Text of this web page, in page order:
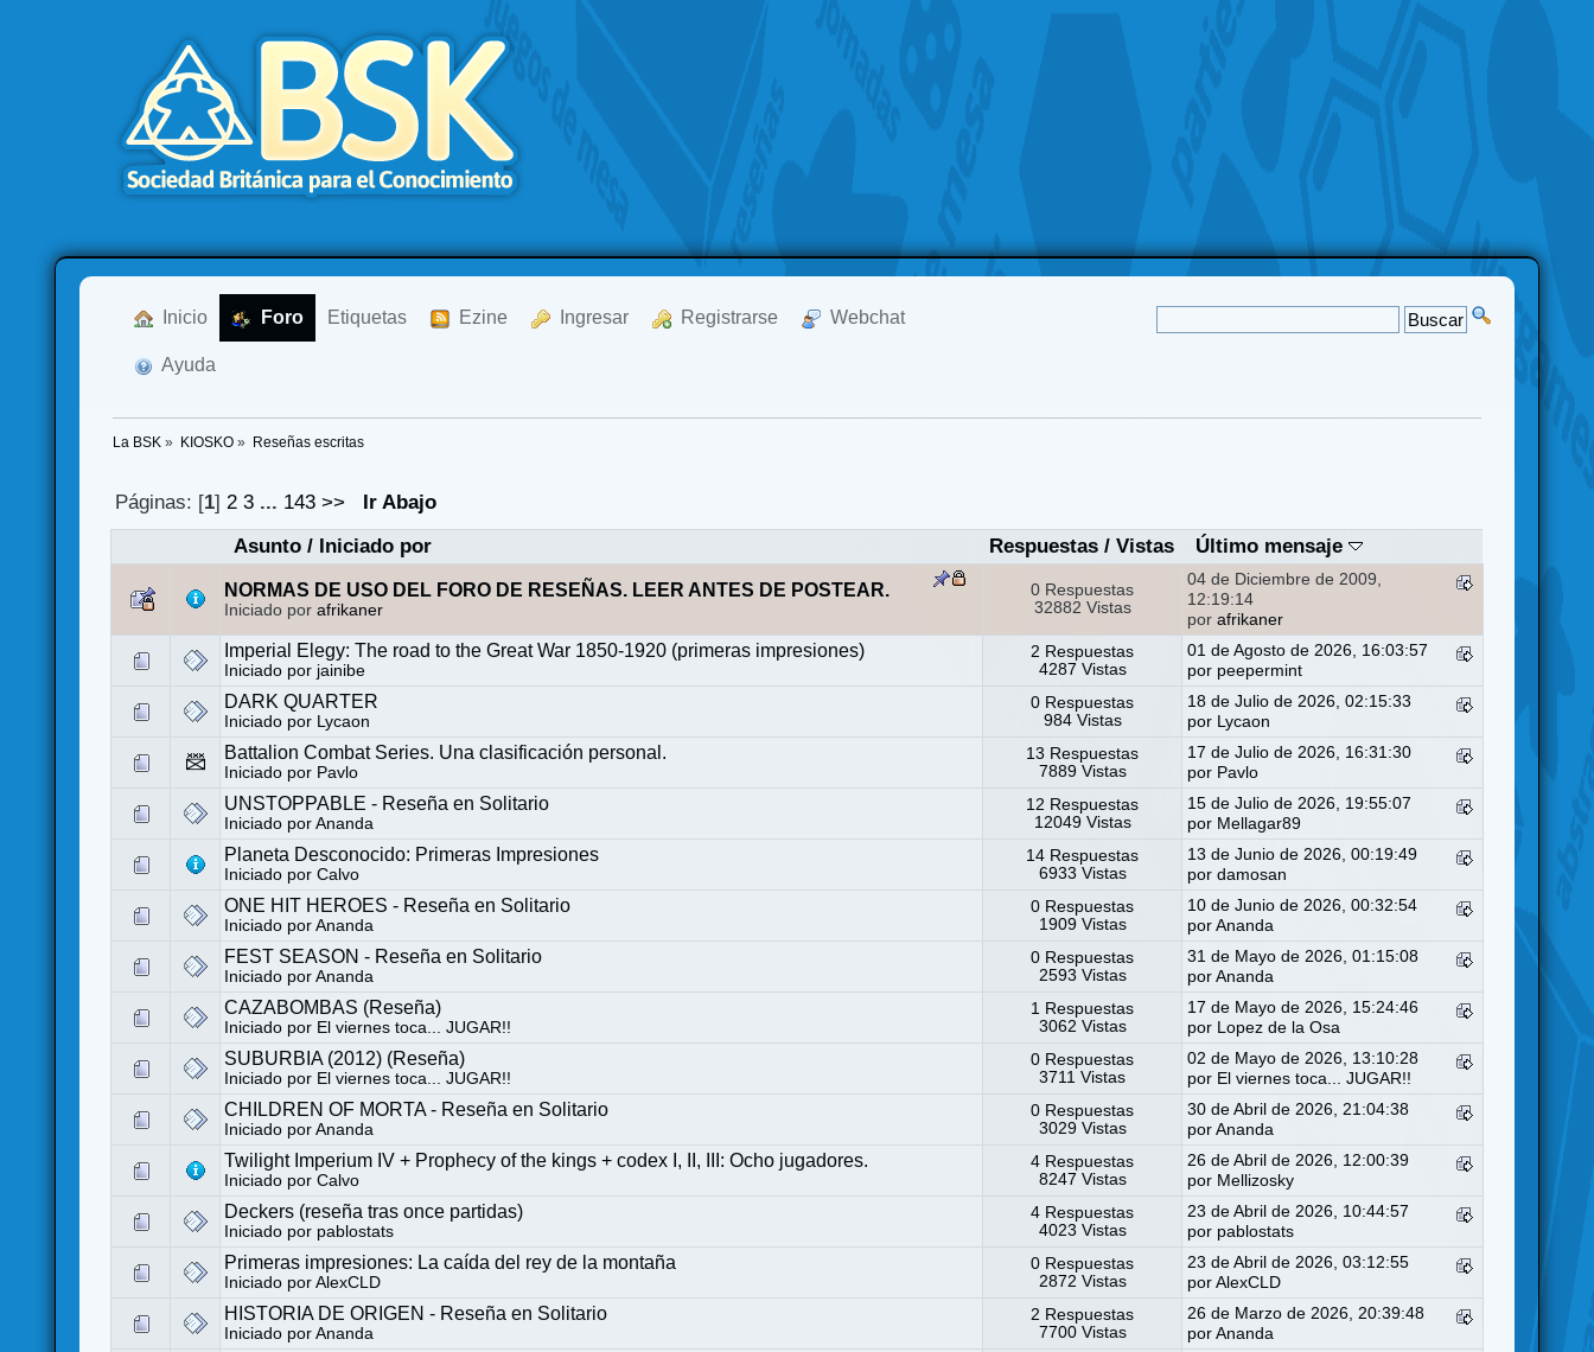
Inicio Foro Etiquetas Ezine Ingresar Registrarse Webchat
Ayuda
La BSK » KIOSKO» Reseñas escritas
Páginas: [1] 2 3 ... 143 >>
Ir Abajo
Asunto/ Iniciado por Respuestas /Vistas Último mensaje
NORMAS DE USO DEL FORO DE RESEÑAS. LEER ANTES DE POSTEAR.
Iniciado porafrikaner
0 Respuestas
32882 Vistas
04 de Diciembre de 2009,
12:19:14
porafrikaner
Imperial Elegy: The road to the Great War 1850-1920 (primeras impresiones)
Iniciado por jainibe
2 Respuestas
4287 Vistas
01 de Agosto de 2026, 16:03:57
por peepermint
DARK QUARTER
Iniciado por Lycaon
0 Respuestas
984 Vistas
18 de Julio de 2026, 02:15:33
por
Lycaon
Battalion Combat Series. Una clasificación personal.
Iniciado por Pavlo
13 Respuestas
7889 Vistas
17 de Julio de 2026, 16:31:30
por Pavlo
UNSTOPPABLE - Reseña en Solitario
Iniciado porAnanda
12 Respuestas
12049 Vistas
15 de Julio de 2026, 19:55:07
por Mellagar89
Planeta Desconocido: Primeras Impresiones
Iniciado porCalvo
14 Respuestas
6933 Vistas
13 de Junio de 2026, 00:19:49
pordamosan
ONE HIT HEROES - Reseña en Solitario
Iniciado porAnanda
0 Respuestas
1909 Vistas
10 de Junio de 2026, 00:32:54
porAnanda
FEST SEASON - Reseña en Solitario
Iniciado porAnanda
0 Respuestas
2593 Vistas
31 de Mayo de 2026, 01:15:08
porAnanda
CAZABOMBAS (Reseña)
Iniciado por El viernes toca... JUGAR!!
1 Respuestas
3062 Vistas
17 de Mayo de 2026, 15:24:46
por
Lopez de la Osa
SUBURBIA (2012) (Reseña)
Iniciado por El viernes toca... JUGAR!!
0 Respuestas
3711 Vistas
02 de Mayo de 2026, 13:10:28
por El viernes toca... JUGAR!!
CHILDREN OF MORTA - Reseña en Solitario
Iniciado porAnanda
0 Respuestas
3029 Vistas
30 de Abril de 2026, 21:04:38
porAnanda
Twilight Imperium IV + Prophecy of the kings + codex I, II, III: Ocho jugadores.
Iniciado porCalvo
4 Respuestas
8247 Vistas
26 de Abril de 2026, 12:00:39
por Mellizosky
Deckers (reseña tras once partidas)
Iniciado por pablostats
4 Respuestas
4023 Vistas
23 de Abril de 2026, 10:44:57
por pablostats
Primeras impresiones: La caída del rey de la montaña
Iniciado porAlexCLD
0 Respuestas
2872 Vistas
23 de Abril de 2026, 03:12:55
porAlexCLD
HISTORIA DE ORIGEN - Reseña en Solitario
Iniciado porAnanda
2 Respuestas
7700 Vistas
26 de Marzo de 2026, 20:39:48
porAnanda